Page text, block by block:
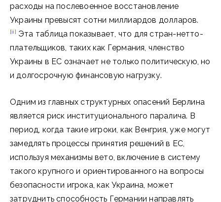
расходы на послевоенное восстановление
Украины превысят сотни миллиардов долларов.
[ii] Эта таблица показывает, что для стран-нетто-
плательщиков, таких как Германия, членство
Украины в ЕС означает не только политическую, но
и долгосрочную финансовую нагрузку.
Одним из главных структурных опасений Берлина
является риск институционального паралича. В
период, когда такие игроки, как Венгрия, уже могут
замедлять процессы принятия решений в ЕС,
используя механизмы вето, включение в систему
такого крупного и ориентированного на вопросы
безопасности игрока, как Украина, может
затруднить способность Германии направлять